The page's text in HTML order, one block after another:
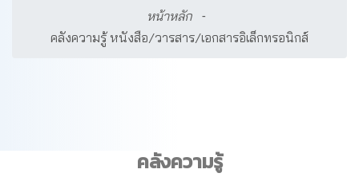
หน้าหลัก
คลังความรู้ หนังสือ/วารสาร/เอกสารอิเล็กทรอนิกส์
คลังความรู้